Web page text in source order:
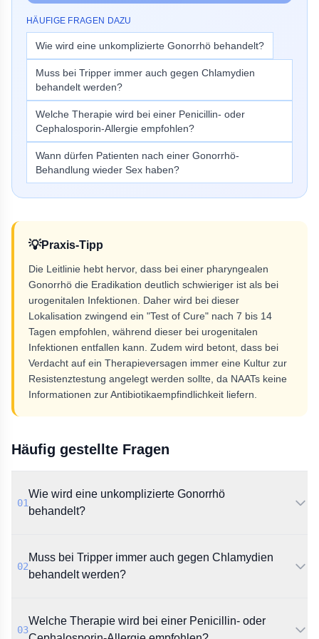
HÄUFIGE FRAGEN DAZU
Wie wird eine unkomplizierte Gonorrhö behandelt?
Muss bei Tripper immer auch gegen Chlamydien
behandelt werden?
Welche Therapie wird bei einer Penicillin- oder
Cephalosporin-Allergie empfohlen?
Wann dürfen Patienten nach einer Gonorrhö-
Behandlung wieder Sex haben?
💡Praxis-Tipp
Die Leitlinie hebt hervor, dass bei einer pharyngealen
Gonorrhö die Eradikation deutlich schwieriger ist als bei
urogenitalen Infektionen. Daher wird bei dieser
Lokalisation zwingend ein "Test of Cure" nach 7 bis 14
Tagen empfohlen, während dieser bei urogenitalen
Infektionen entfallen kann. Zudem wird betont, dass bei
Verdacht auf ein Therapieversagen immer eine Kultur zur
Resistenztestung angelegt werden sollte, da NAATs keine
Informationen zur Antibiotikaempfindlichkeit liefern.
Häufig gestellte Fragen
01
Wie wird eine unkomplizierte Gonorrhö
behandelt?
mg Ceftriaxon intramuskulär für Personen unter 150
kg Körpergewicht. Bei Personen ab 150 kg wird eine
02
Muss bei Tripper immer auch gegen Chlamydien
behandelt werden?
Doxycyclin (100 mg zweimal täglich für 7 Tage)
03
Welche Therapie wird bei einer Penicillin- oder